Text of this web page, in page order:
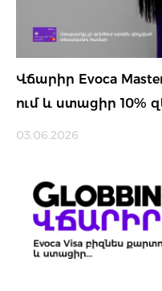
Վճարիր Evoca
ում և ստացիր 10%
03.06.2026